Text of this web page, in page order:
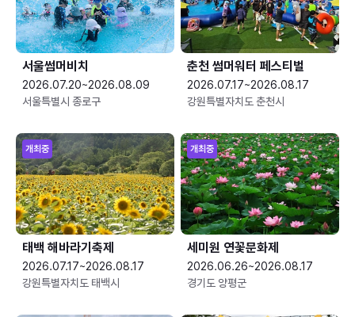
서울썸머비치
2026.07.20~2026.08.09
서울특별시 종로구
춘천 썸머워터 페스티벌
2026.07.17~2026.08.17
강원특별자치도 춘천시
개최중
태백 해바라기축제
2026.07.17~2026.08.17
강원특별자치도 태백시
개최중
세미원 연꽃문화제
2026.06.26~2026.08.17
경기도 양평군